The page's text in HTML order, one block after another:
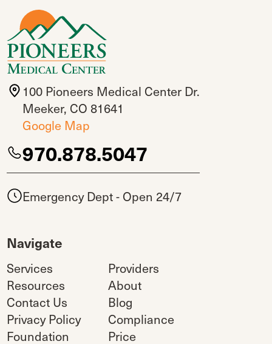
100 Pioneers Medical Center Dr.
Meeker, CO 81641
Google Map
970.878.5047
Emergency Dept - Open 24/7
Navigate
Services
Providers
Resources
About
Contact Us
Blog
Privacy Policy
Compliance
Foundation
Price